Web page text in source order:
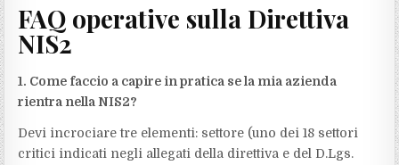
FAQ operative sulla Direttiva
NIS2
1. Come faccio a capire in pratica se la mia azienda
rientra nella NIS2?
Devi incrociare tre elementi: settore (uno dei 18 settori
critici indicati negli allegati della direttiva e del D.Lgs.